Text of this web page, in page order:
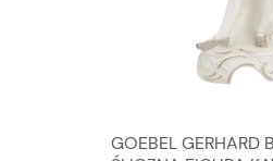
GOEBEL GERHARD